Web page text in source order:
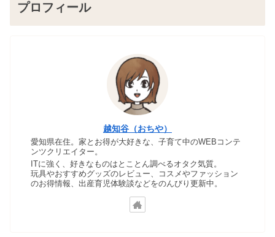
プロフィール
越知谷（おちや）
愛知県在住。家とお得が大好きな、子育て中のWEBコンテ
ンツクリエイター。
ITに強く、好きなものはとことん調べるオタク気質。
玩具やおすすめグッズのレビュー、コスメやファッション
のお得情報、出産育児体験談などをのんびり更新中。